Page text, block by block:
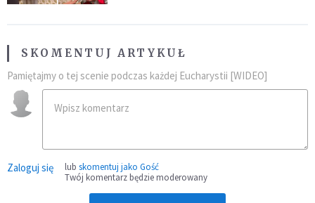
SKOMENTUJ ARTYKUŁ
Pamiętajmy o tej scenie podczas każdej Eucharystii [WIDEO]
Zaloguj się lub skomentuj jako Gość
Twój komentarz będzie moderowany